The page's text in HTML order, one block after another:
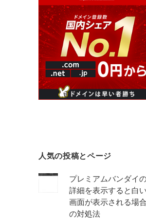
人気の投稿とページ
プレミアムバンダイ
詳細を表示すると白い
画面が表示される場合
の対処法